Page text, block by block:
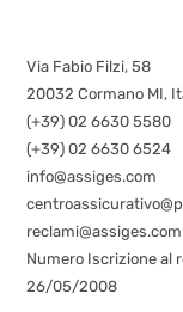
Via Fabio Filzi, 58
20032 Cormano MI,
(+39) 02 6630 5580
(+39) 02 6630 6524
info@assiges.com
reclami@assiges.com
Numero Iscrizione al
26/05/2008